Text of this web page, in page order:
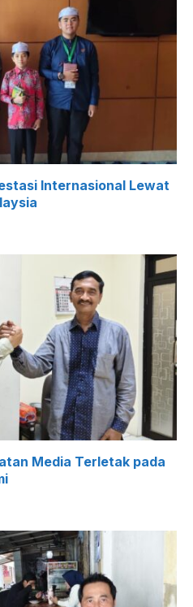
Internasional Lewat
Media Terletak pada